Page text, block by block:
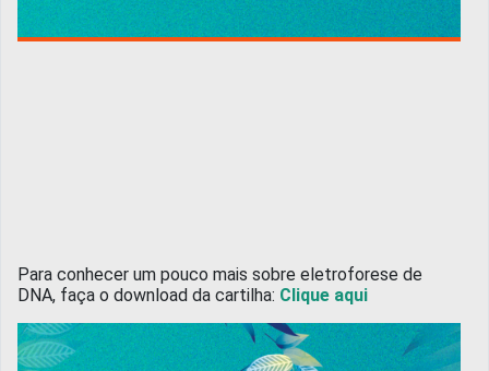
Para conhecer um pouco mais sobre eletroforese de
DNA, faça o download da cartilha: Clique aqui